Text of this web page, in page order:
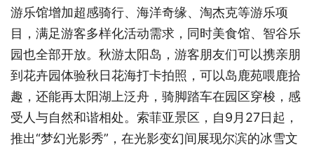
游乐馆增加超感骑行、海洋奇缘、淘杰克等游乐项
目，满足游客多样化活动需求，同时美食馆、智谷乐
园也全部开放。秋游太阳岛，游客朋友们可以携亲朋
到花卉园体验秋日花海打卡拍照，可以岛鹿苑喂鹿拾
趣，还能再太阳湖上泛舟，骑脚踏车在园区穿梭，感
受人与自然和谐相处。索菲亚景区，自9月27日起，
推出“梦幻光影秀”，在光影变幻间展现尔滨的冰雪文